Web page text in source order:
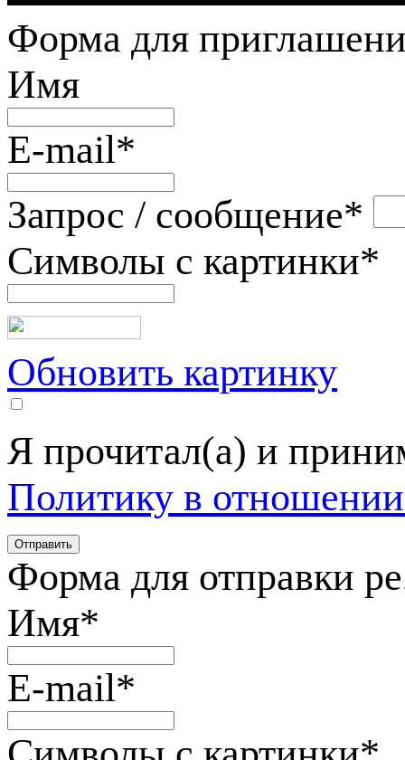
Форма для
Имя
E-mail*
Запрос / сообщение*
Символы с картинки*
Обновить картинку
Я прочитал(а) и
Политику в
Форма для отправки
Имя*
E-mail*